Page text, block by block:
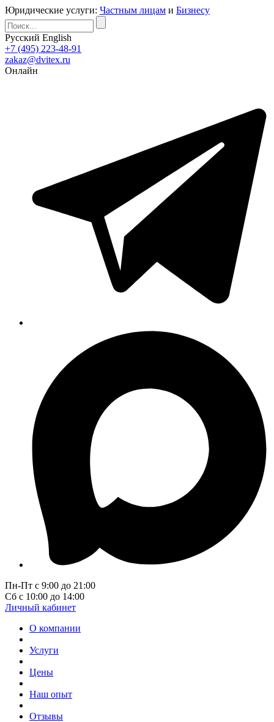
Юридические услуги: Частным лицам и Бизнесу
Русский English
+7 (495) 223-48-91
zakaz@dvitex.ru
Онлайн
Пн-Пт с 9:00 до 21:00
Сб с 10:00 до 14:00
Личный кабинет
О компании
Услуги
Цены
Наш опыт
Отзывы